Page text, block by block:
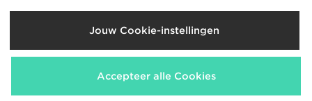
Verzenden Naar
België
Wij accepteren de volgende betaalmethoden
Jouw Cookie-instellingen
Accepteer alle Cookies